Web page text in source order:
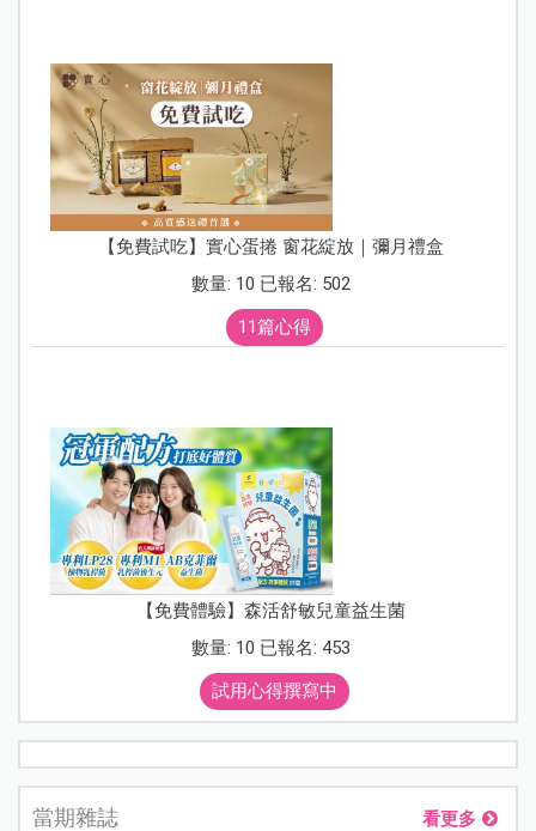
【免費試吃】實心蛋捲 窗花綻放｜彌月禮盒
數量: 10 已報名: 502
11篇心得
【免費體驗】森活舒敏兒童益生菌
數量: 10 已報名: 453
試用心得撰寫中
當期雜誌 看更多